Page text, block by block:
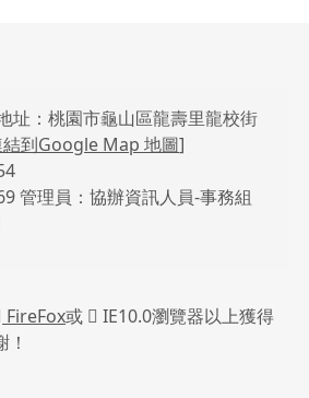
址：桃園市龜山區龍壽里龍校街
到Google Map 地圖]
管理員：協辦資訊人員-事務組
FireFox或
IE10.0瀏覽器以上獲得